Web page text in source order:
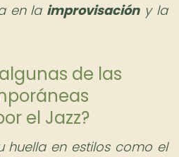
en la improvisacióny la
de las
el Jazz?
huella en estilos como el